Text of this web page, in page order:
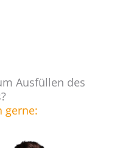
Ausfüllen des
gerne: